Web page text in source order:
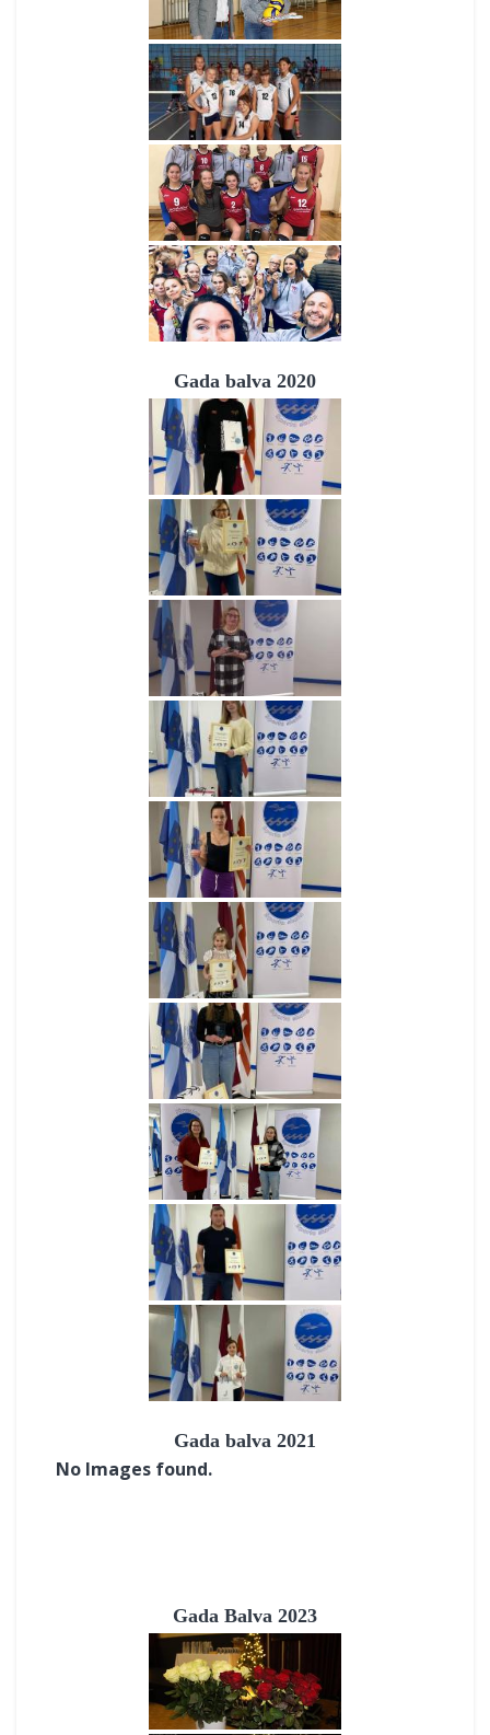
Gada balva 2020
Gada balva 2021
No Images found.
Gada Balva 2023